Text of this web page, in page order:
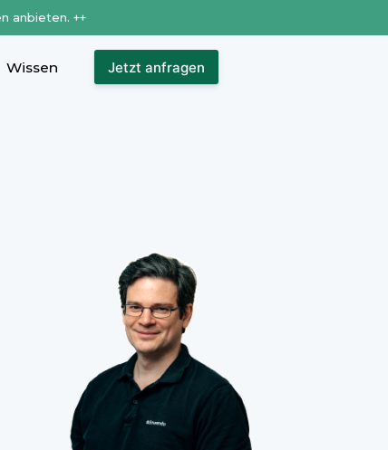
anbieten. ++
Wissen Jetzt anfragen